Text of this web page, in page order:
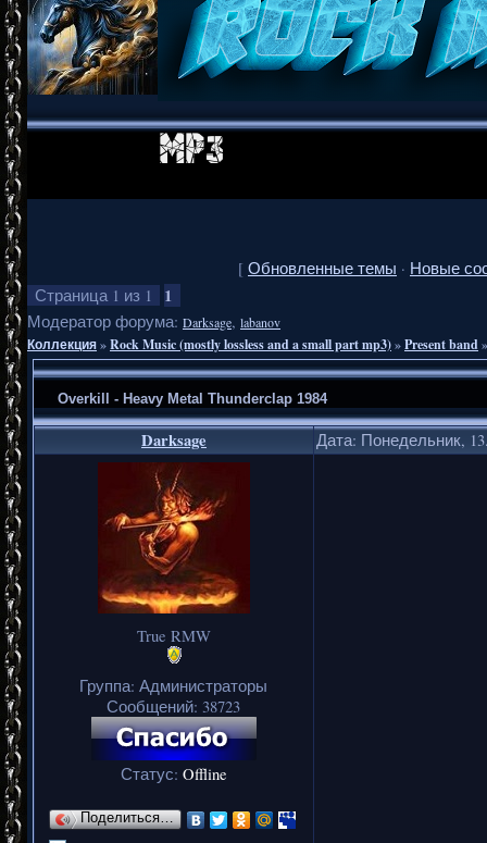
[ Обновленные темы · Новые
Страница 1 из 1 1
Модератор форума: Darksage, labanov
Коллекция»Rock Music (mostly lossless and a small part mp3)»Present band»
Overkill - Heavy Metal Thunderclap 1984
Darksage Дата: Понедельник,
True RMW
Группа: Администраторы
Сообщений: 38723
Статус: Offline
Поделиться…